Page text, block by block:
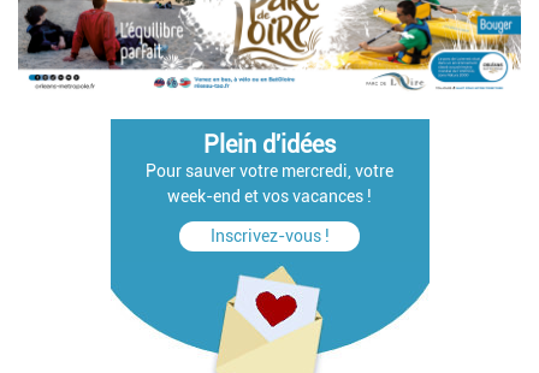
Plein d'idées
Pour sauver votre mercredi, votre
week-end et vos vacances !
Inscrivez-vous !